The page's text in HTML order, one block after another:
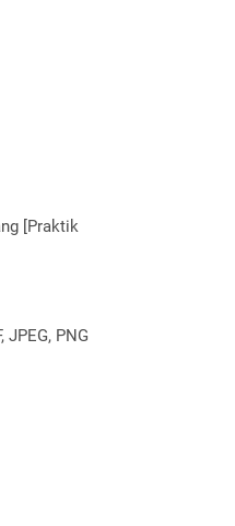
[Praktik
PNG